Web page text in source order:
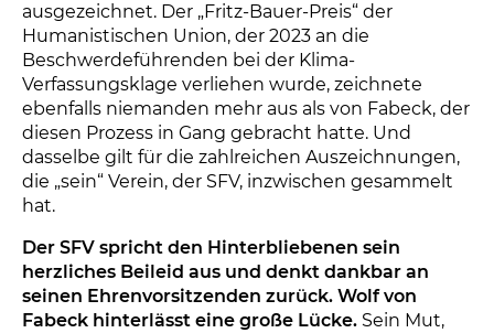
ausgezeichnet. Der „Fritz-Bauer-Preis“ der
Humanistischen Union, der 2023 an die
Beschwerdeführenden bei der Klima-
Verfassungsklage verliehen wurde, zeichnete
ebenfalls niemanden mehr aus als von Fabeck, der
diesen Prozess in Gang gebracht hatte. Und
dasselbe gilt für die zahlreichen Auszeichnungen,
die „sein“ Verein, der SFV, inzwischen gesammelt
hat.
Der SFV spricht den Hinterbliebenen sein
herzliches Beileid aus und denkt dankbar an
seinen Ehrenvorsitzenden zurück. Wolf von
Fabeck hinterlässt eine große Lücke. Sein Mut,